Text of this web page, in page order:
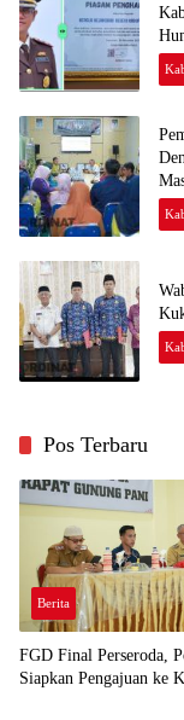
Pos Terbaru
Berita
FGD Final Perseroda,
Siapkan Pengajuan ke